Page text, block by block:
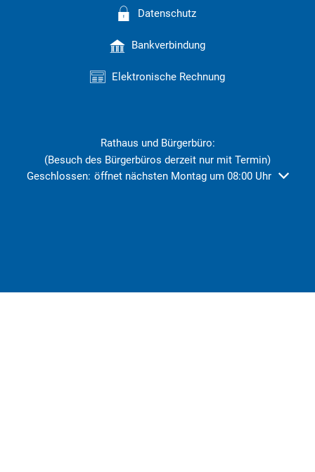
Datenschutz
Bankverbindung
Elektronische Rechnung
Rathaus und Bürgerbüro:
(Besuch des Bürgerbüros derzeit nur mit Termin)
Klicken, um weitere Öffnungs- oder Schließzeiten
Geschlossen: öffnet nächsten Montag um 08:00 Uhr